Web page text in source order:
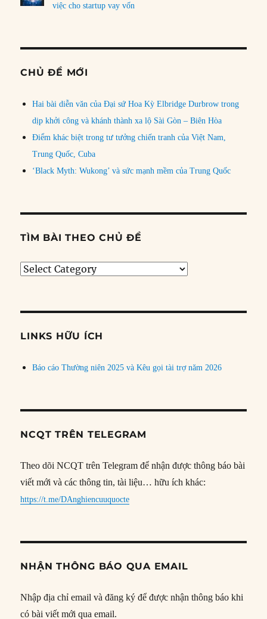
việc cho startup vay vốn
CHỦ ĐỀ MỚI
Hai bài diễn văn của Đại sứ Hoa Kỳ Elbridge Durbrow trong
dịp khởi công và khánh thành xa lộ Sài Gòn – Biên Hòa
Điểm khác biệt trong tư tưởng chiến tranh của Việt Nam,
Trung Quốc, Cuba
‘Black Myth: Wukong’ và sức mạnh mềm của Trung Quốc
TÌM BÀI THEO CHỦ ĐỀ
Tìm
đề
LINKS HỮU ÍCH
Báo cáo Thường niên 2025 và Kêu gọi tài trợ năm 2026
NCQT TRÊN TELEGRAM
Theo dõi NCQT trên Telegram để nhận được thông báo bài
viết mới và các thông tin, tài liệu… hữu ích khác:
https://t.me/DAnghiencuuquocte
NHẬN THÔNG BÁO QUA EMAIL
Nhập địa chỉ email và đăng ký để được nhận thông báo khi
có bài viết mới qua email.